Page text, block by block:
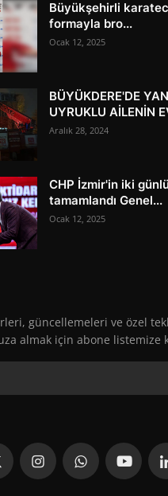
Büyükşehirli
formayla bro...
Ocak 12, 2025
BÜYÜKDERE'DE
UYRUKLU AİLENİN
Aralık 28, 2024
CHP İzmir'in iki
tamamlandı Genel...
Ocak 12, 2025
güncellemeleri ve özel
almak için abone listemize